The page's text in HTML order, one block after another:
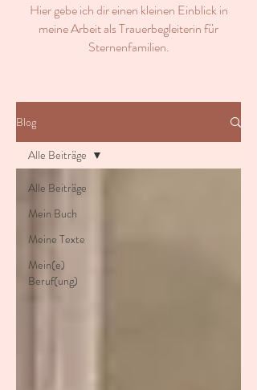
Hier gebe ich dir einen kleinen Einblick in
meine Arbeit als Trauerbegleiterin für
Sternenfamilien.
Blog
Alle Beiträge
Mein Buch
Meine Texte
Mein(e)
Beruf(ung)
Alle Beiträge